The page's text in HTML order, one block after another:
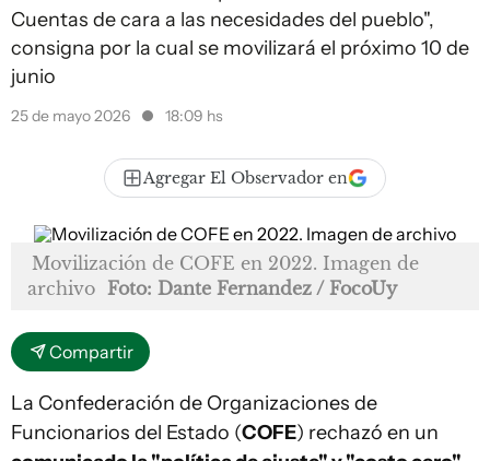
Cuentas de cara a las necesidades del pueblo",
consigna por la cual se movilizará el próximo 10 de
junio
25 de mayo 2026 18:09 hs
Agregar El Observador en
Movilización de COFE en 2022. Imagen de
archivo Foto: Dante Fernandez / FocoUy
Compartir
La Confederación de Organizaciones de
Funcionarios del Estado (COFE) rechazó en un